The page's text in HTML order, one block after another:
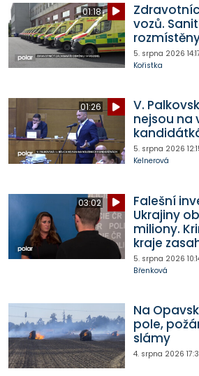
01:18
vozů.
5. srpna 2026
Kořistka
01:26
V.
nejsou na
5. srpna 2026
Kelnerová
03:02
Falešní
Ukrajiny
miliony.
kraje
5. srpna 2026
Břenková
Na
pole,
slámy
4. srpna 2026